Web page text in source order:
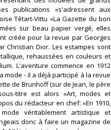
publications «s'adressent aux
Tétart-Vittu «La Gazette du bon
sur beau papier vergé, elles
créée pour la revue par Georges
Christian Dior. Les estampes sont
rehaussées en couleurs et
L'aventure commence en 1912
mode - il a déjà participé à la revue
de Brunhoff (sur de Jean, le père
titre est alors «Art, modes et
du rédacteur en chef: «En 1910,
véritablement artistique et
donc à faire un magazine de